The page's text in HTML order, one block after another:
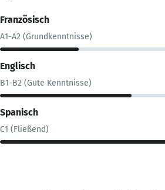
Französisch
A1-A2 (Grundkenntnisse)
Englisch
B1-B2 (Gute Kenntnisse)
Spanisch
C1 (Fließend)